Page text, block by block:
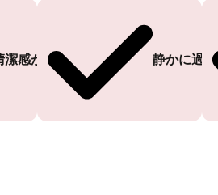
潔感がある 静かに過